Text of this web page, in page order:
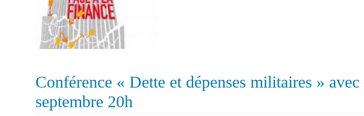
Conférence « Dette et dépenses militaires »
septembre 20h